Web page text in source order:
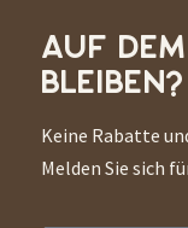
AUF
BLEIBEN?
Keine Rabatte
Melden Sie sich